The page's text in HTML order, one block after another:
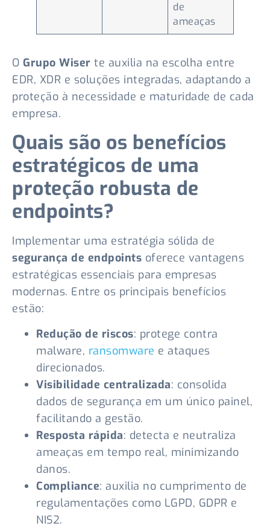
de
ameaças
O Grupo Wiser te auxilia na escolha entre
EDR, XDR e soluções integradas, adaptando a
proteção à necessidade e maturidade de cada
empresa.
Quais são os benefícios
estratégicos de uma
proteção robusta de
endpoints?
Implementar uma estratégia sólida de
segurança de endpoints oferece vantagens
estratégicas essenciais para empresas
modernas. Entre os principais benefícios
estão:
Redução de riscos: protege contra
malware, ransomware e ataques
direcionados.
Visibilidade centralizada: consolida
dados de segurança em um único painel,
facilitando a gestão.
Resposta rápida: detecta e neutraliza
ameaças em tempo real, minimizando
danos.
Compliance: auxilia no cumprimento de
regulamentações como LGPD, GDPR e
NIS2.